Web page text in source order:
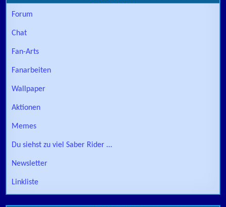
Forum
Chat
Fan-Arts
Fanarbeiten
Wallpaper
Aktionen
Memes
Du siehst zu viel Saber Rider …
Newsletter
Linkliste